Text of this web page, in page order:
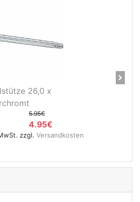
25.8 x
5.95€
4.95€
MwSt. zzgl.Versandkosten
Next